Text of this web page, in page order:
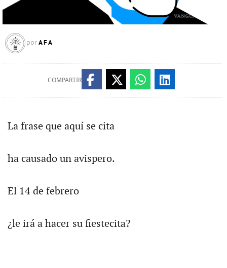
por AFA
COMPARTIR
La frase que aquí se cita
ha causado un avispero.
El 14 de febrero
¿le irá a hacer su fiestecita?